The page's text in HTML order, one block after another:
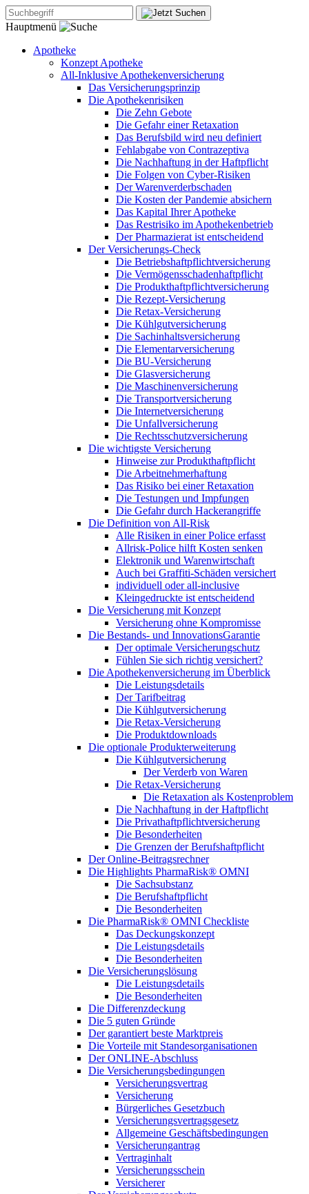
Hauptmenü
Apotheke
Konzept Apotheke
All-Inklusive Apothekenversicherung
Das Versicherungsprinzip
Die Apothekenrisiken
Die Zehn Gebote
Die Gefahr einer Retaxation
Das Berufsbild wird neu definiert
Fehlabgabe von Contrazeptiva
Die Nachhaftung in der Haftpflicht
Die Folgen von Cyber-Risiken
Der Warenverderbschaden
Die Kosten der Pandemie absichern
Das Kapital Ihrer Apotheke
Das Restrisiko im Apothekenbetrieb
Der Pharmazierat ist entscheidend
Der Versicherungs-Check
Die Betriebshaftpflichtversicherung
Die Vermögensschadenhaftpflicht
Die Produkthaftpflichtversicherung
Die Rezept-Versicherung
Die Retax-Versicherung
Die Kühlgutversicherung
Die Sachinhaltsversicherung
Die Elementarversicherung
Die BU-Versicherung
Die Glasversicherung
Die Maschinenversicherung
Die Transportversicherung
Die Internetversicherung
Die Unfallversicherung
Die Rechtsschutzversicherung
Die wichtigste Versicherung
Hinweise zur Produkthaftpflicht
Die Arbeitnehmerhaftung
Das Risiko bei einer Retaxation
Die Testungen und Impfungen
Die Gefahr durch Hackerangriffe
Die Definition von All-Risk
Alle Risiken in einer Police erfasst
Allrisk-Police hilft Kosten senken
Elektronik und Warenwirtschaft
Auch bei Graffiti-Schäden versichert
individuell oder all-inclusive
Kleingedruckte ist entscheidend
Die Versicherung mit Konzept
Versicherung ohne Kompromisse
Die Bestands- und InnovationsGarantie
Der optimale Versicherungschutz
Fühlen Sie sich richtig versichert?
Die Apothekenversicherung im Überblick
Die Leistungsdetails
Der Tarifbeitrag
Die Kühlgutversicherung
Die Retax-Versicherung
Die Produktdownloads
Die optionale Produkterweiterung
Die Kühlgutversicherung
Der Verderb von Waren
Die Retax-Versicherung
Die Retaxation als Kostenproblem
Die Nachhaftung in der Haftpflicht
Die Privathaftpflichtversicherung
Die Besonderheiten
Die Grenzen der Berufshaftpflicht
Der Online-Beitragsrechner
Die Highlights PharmaRisk® OMNI
Die Sachsubstanz
Die Berufshaftpflicht
Die Besonderheiten
Die PharmaRisk® OMNI Checkliste
Das Deckungskonzept
Die Leistungsdetails
Die Besonderheiten
Die Versicherungslösung
Die Leistungsdetails
Die Besonderheiten
Die Differenzdeckung
Die 5 guten Gründe
Der garantiert beste Marktpreis
Die Vorteile mit Standesorganisationen
Der ONLINE-Abschluss
Die Versicherungsbedingungen
Versicherungsvertrag
Versicherung
Bürgerliches Gesetzbuch
Versicherungsvertragsgesetz
Allgemeine Geschäftsbedingungen
Versicherungantrag
Vertraginhalt
Versicherungsschein
Versicherer